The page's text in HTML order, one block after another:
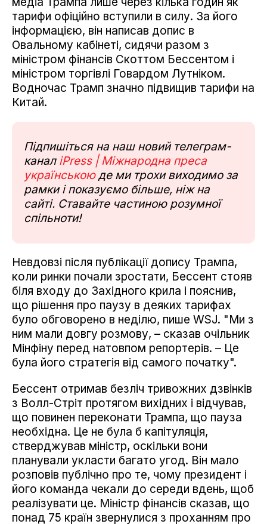
тарифи офіційно вступили в силу. За його
інформацією, він написав допис в
Овальному кабінеті, сидячи разом з
міністром фінансів Скоттом Бессентом і
міністром торгівлі Говардом Лутніком.
Водночас Трамп значно підвищив тарифи на
Китай.
Підпишіться на наш новий телеграм-
канал iPress | Міжнародна преса
українськоюде ми трохи виходимо за
рамки і показуємо більше, ніж на
сайті. Ставайте частиною розумної
спільноти!
Невдовзі після публікації допису Трампа,
коли ринки почали зростати, Бессент стояв
біля входу до Західного крила і пояснив,
що рішення про паузу в деяких тарифах
було обговорено в неділю, пише WSJ. "Ми з
ним мали довгу розмову, – сказав очільник
Мінфіну перед натовпом репортерів. – Це
була його стратегія від самого початку".
Бессент отримав безліч тривожних дзвінків
з Волл-Стріт протягом вихідних і відчував,
що повинен переконати Трампа, що пауза
необхідна. Це не була б капітуляція,
стверджував міністр, оскільки вони
планували укласти багато угод. Він мало
розповів публічно про те, чому президент і
його команда чекали до середи вдень, щоб
реалізувати це. Міністр фінансів сказав, що
понад 75 країн звернулися з проханням про